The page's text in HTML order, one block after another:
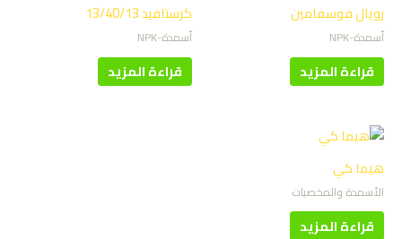
رويال فوسفامين
أسمدة-NPK
قراءة المزيد
كرستافيد 13/40/13
أسمدة-NPK
قراءة المزيد
هيما كي
الأسمدة والمخصبات
قراءة المزيد